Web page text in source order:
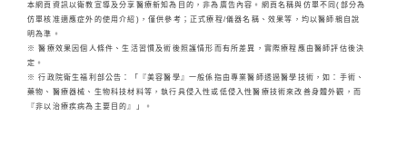
本網頁資訊以衛教宣導及分享醫療新知為目的，非為廣告內容。網頁名稱與仿單不同(部分為
仿單核准適應症外的使用介紹)，僅供參考；正式療程/儀器名稱、效果等，均以醫師親自說
明為準。
※ 醫療效果因個人條件、生活習慣及術後照護情形而有所差異，實際療程應由醫師評估後決
定。
※ 行政院衛生福利部公告：「『美容醫學』一般係指由專業醫師透過醫學技術，如：手術、
藥物、醫療器械、生物科技材料等，執行具侵入性或低侵入性醫療技術來改善身體外觀，而
『非以治療疾病為主要目的』」。